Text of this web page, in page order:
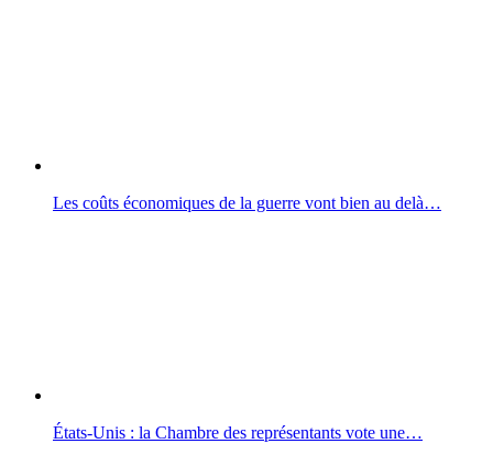
Les coûts économiques de la guerre vont bien au delà…
États-Unis : la Chambre des représentants vote une…